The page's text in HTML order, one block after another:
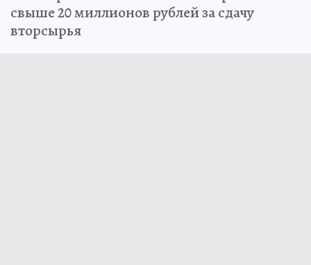
свыше 20 миллионов рублей за сдачу
вторсырья